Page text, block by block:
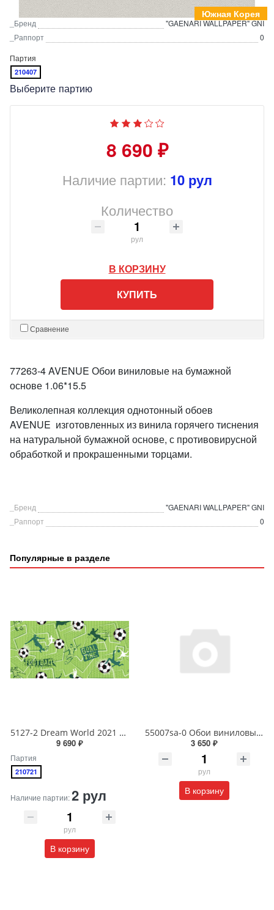
Южная Корея
_Бренд
"GAENARI WALLPAPER" GNI
_Раппорт
0
Партия
210407
Выберите партию
8 690 ₽
Наличие партии: 10 рул
Количество
рул
В КОРЗИНУ
КУПИТЬ
Сравнение
77263-4 AVENUE Обои виниловые на бумажной
основе 1.06*15.5
Великолепная коллекция однотонный обоев
AVENUE изготовленных из винила горячего тиснения
на натуральной бумажной основе, с противовирусной
обработкой и прокрашенными торцами.
_Бренд
"GAENARI WALLPAPER" GNI
_Раппорт
0
Популярные в разделе
5127-2 Dream World 2021 Обои виниловые на бумажной основе 1.06*15.6
9 690 ₽
Партия
210721
Наличие партии:2 рул
рул
В корзину
55007sa-0 Обои виниловые на флизелиновой основе под покраску антивандальные 1.06 X 25 м
3 650 ₽
рул
В корзину